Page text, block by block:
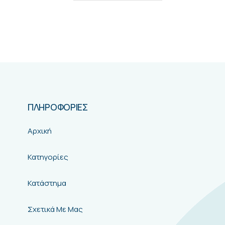
ΠΛΗΡΟΦΟΡΙΕΣ
Αρχική
Κατηγορίες
Κατάστημα
Σχετικά Με Μας